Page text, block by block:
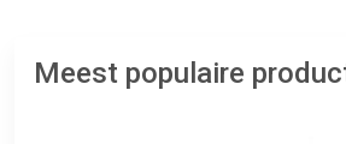
Meest populaire